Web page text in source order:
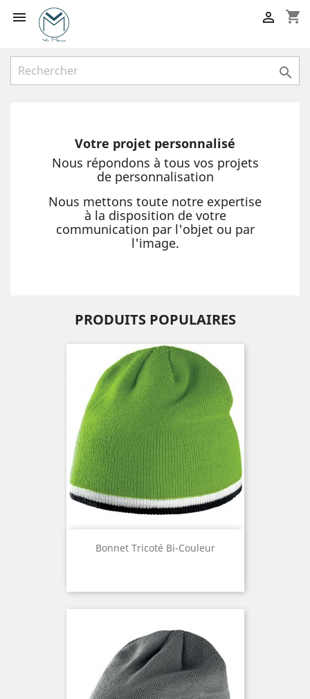
 shopping_cart


Votre projet personnalisé
Nous répondons à tous vos projets
de personnalisation
Nous mettons toute notre expertise
à la disposition de votre
communication par l'objet ou par
l'image.
PRODUITS POPULAIRES
Bonnet Tricoté Bi-Couleur